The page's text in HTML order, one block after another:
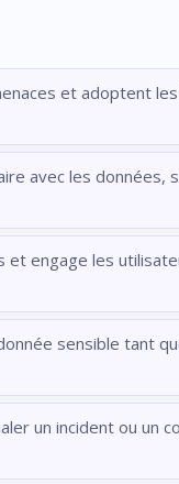
et adoptent
avec les données,
et engage les
sensible tant
un incident ou un